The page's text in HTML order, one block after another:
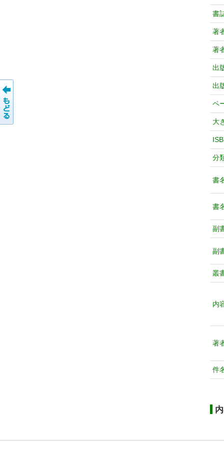
書
著
著
出
出
ペ
大
分
書
書
副
副
叢
内
著
件